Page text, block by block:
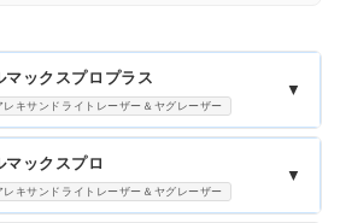
マックスプロプラス
レキサンドライトレーザー＆ヤグレーザー
▼
マックスプロ
レキサンドライトレーザー＆ヤグレーザー
▼